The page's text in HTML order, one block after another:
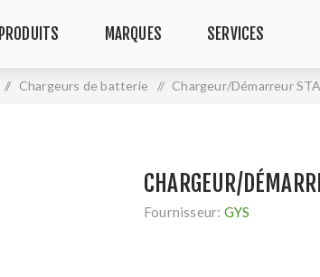
PRODUITS MARQUES SERVICES
/ Chargeurs de batterie / Chargeur/Démarreur
CHARGEUR/
Fournisseur: GYS